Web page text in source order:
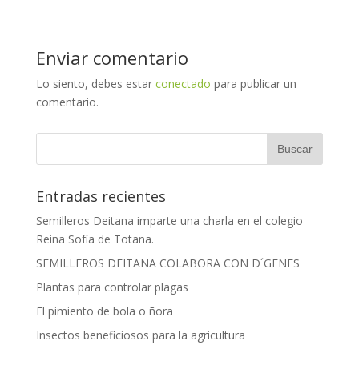
Enviar comentario
Lo siento, debes estar conectado para publicar un
comentario.
Entradas recientes
Semilleros Deitana imparte una charla en el colegio
Reina Sofía de Totana.
SEMILLEROS DEITANA COLABORA CON D´GENES
Plantas para controlar plagas
El pimiento de bola o ñora
Insectos beneficiosos para la agricultura